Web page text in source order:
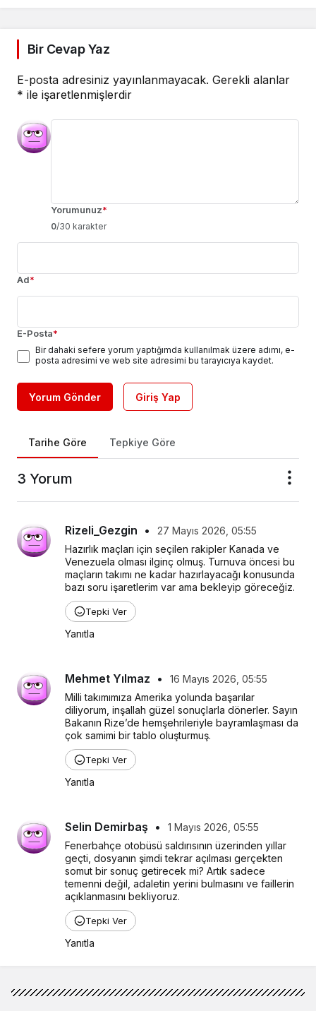
Bir Cevap Yaz
E-posta adresiniz yayınlanmayacak. Gerekli alanlar
* ile işaretlenmişlerdir
Yorumunuz*
0/30 karakter
Ad*
E-Posta*
Bir dahaki sefere yorum yaptığımda kullanılmak üzere adımı, e-
posta adresimi ve web site adresimi bu tarayıcıya kaydet.
Yorum Gönder Giriş Yap
Tarihe Göre Tepkiye Göre
3 Yorum
Rizeli_Gezgin •
27 Mayıs 2026, 05:55
Hazırlık maçları için seçilen rakipler Kanada ve
Venezuela olması ilginç olmuş. Turnuva öncesi bu
maçların takımı ne kadar hazırlayacağı konusunda
bazı soru işaretlerim var ama bekleyip göreceğiz.
Tepki Ver
Yanıtla
Mehmet Yılmaz •
16 Mayıs 2026, 05:55
Milli takımımıza Amerika yolunda başarılar
diliyorum, inşallah güzel sonuçlarla dönerler. Sayın
Bakanın Rize’de hemşehrileriyle bayramlaşması da
çok samimi bir tablo oluşturmuş.
Tepki Ver
Yanıtla
Selin Demirbaş •
1 Mayıs 2026, 05:55
Fenerbahçe otobüsü saldırısının üzerinden yıllar
geçti, dosyanın şimdi tekrar açılması gerçekten
somut bir sonuç getirecek mi? Artık sadece
temenni değil, adaletin yerini bulmasını ve faillerin
açıklanmasını bekliyoruz.
Tepki Ver
Yanıtla